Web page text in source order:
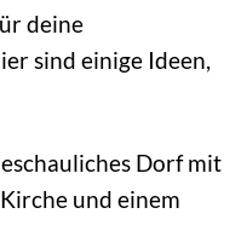
deine
sind einige Ideen,
Dorf mit
und einem